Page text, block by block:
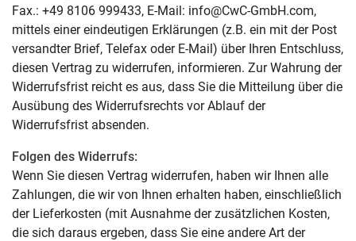
Fax.: +49 8106 999433, E-Mail: info@CwC-GmbH.com,
mittels einer eindeutigen Erklärungen (z.B. ein mit der Post
versandter Brief, Telefax oder E-Mail) über Ihren Entschluss,
diesen Vertrag zu widerrufen, informieren. Zur Wahrung der
Widerrufsfrist reicht es aus, dass Sie die Mitteilung über die
Ausübung des Widerrufsrechts vor Ablauf der
Widerrufsfrist absenden.
Folgen des Widerrufs:
Wenn Sie diesen Vertrag widerrufen, haben wir Ihnen alle
Zahlungen, die wir von Ihnen erhalten haben, einschließlich
der Lieferkosten (mit Ausnahme der zusätzlichen Kosten,
die sich daraus ergeben, dass Sie eine andere Art der